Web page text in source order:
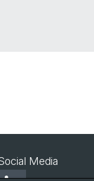
Media